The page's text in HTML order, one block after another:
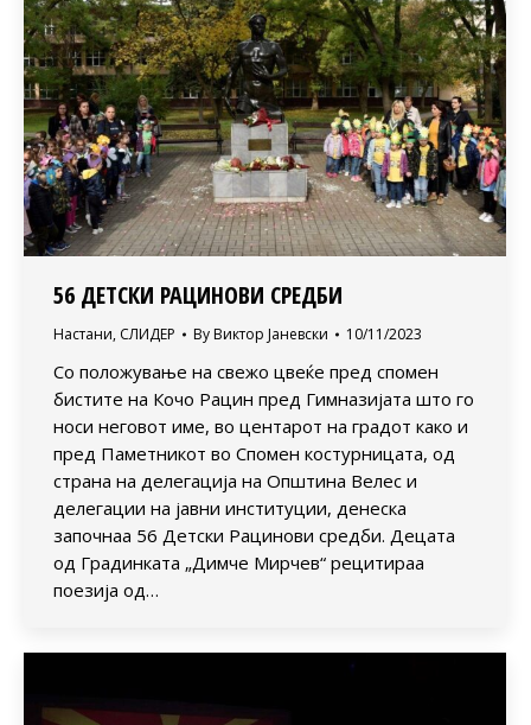
56 ДЕТСКИ РАЦИНОВИ СРЕДБИ
Настани, СЛИДЕР By Виктор Јаневски 10/11/2023
Со положување на свежо цвеќе пред спомен
бистите на Кочо Рацин пред Гимназијата што го
носи неговот име, во центарот на градот како и
пред Паметникот во Спомен костурницата, од
страна на делегација на Општина Велес и
делегации на јавни институции, денеска
започнаа 56 Детски Рацинови средби. Децата
од Градинката „Димче Мирчев“ рецитираа
поезија од…